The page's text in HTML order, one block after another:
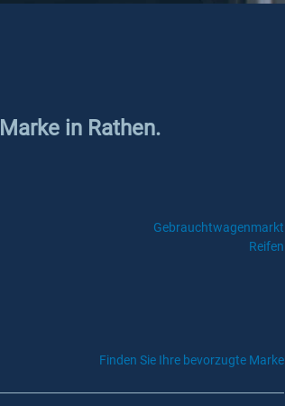
in Rathen.
Gebrauchtwagenmarkt
Reifen
Finden Sie Ihre bevorzugte Marke